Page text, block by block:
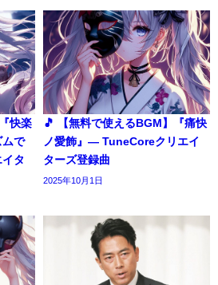
快楽
ムで
タ
🎵 【無料で使えるBGM】『痛快
ノ愛飾』― TuneCoreクリエイ
ターズ登録曲
2025年10月1日